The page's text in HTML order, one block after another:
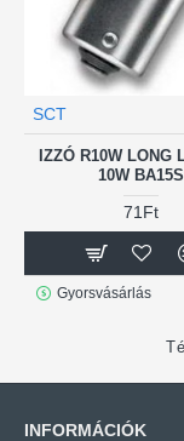
SCT
IZZÓ R10W LONG
10W BA15S
71Ft
Gyorsvásárlás
INFORMÁCIÓK